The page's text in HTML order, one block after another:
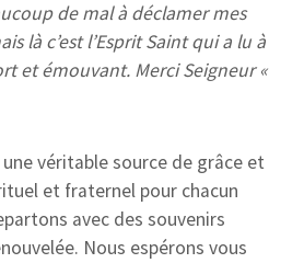
de mal à déclamer mes
là c’est l’Esprit Saint qui a lu à
et émouvant. Merci Seigneur «
véritable source de grâce et
et fraternel pour chacun
avec des souvenirs
Nous espérons vous